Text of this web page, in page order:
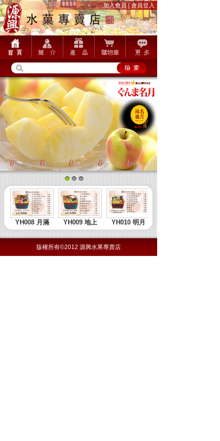
加入會員|會員登入
1 2 3
版權所有©2012 源興水果專賣店